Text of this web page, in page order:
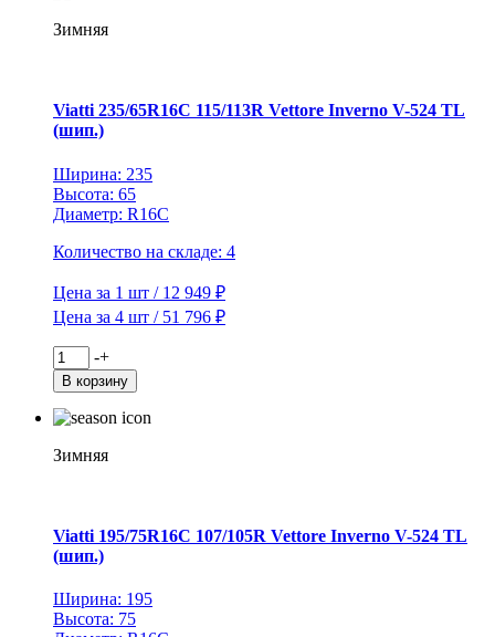
Brina
TL
(шип.)
Зимняя
Viatti 235/65R16C 115/113R Vettore Inverno V-524 TL
(шип.)
Ширина: 235
Высота: 65
Диаметр: R16C
Количество на складе: 4
Цена за 1 шт / 12 949 ₽
Цена за 4 шт / 51 796 ₽
Количество
товара
Viatti
235/65R16C
Vettore
TL
(шип.)
-+
В корзину
Зимняя
Viatti 195/75R16C 107/105R Vettore Inverno V-524 TL
(шип.)
Ширина: 195
Высота: 75